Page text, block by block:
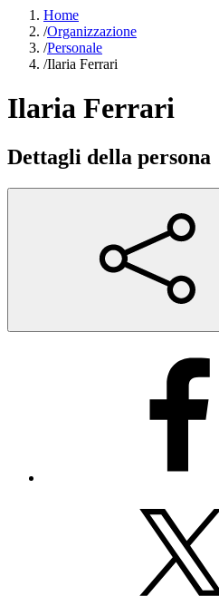
Home
/Organizzazione
/Personale
/Ilaria Ferrari
Ilaria Ferrari
Dettagli della persona